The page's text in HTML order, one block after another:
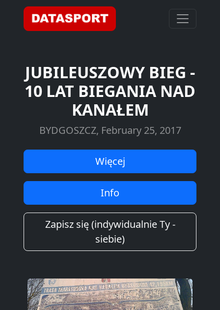
JUBILEUSZOWY BIEG -
10 LAT BIEGANIA NAD
KANAŁEM
BYDGOSZCZ, February 25, 2017
Więcej
Info
Zapisz się (indywidualnie Ty -
siebie)